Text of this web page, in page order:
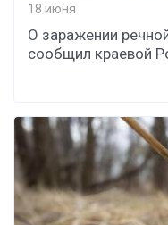
18 июня
О заражении
сообщил краевой